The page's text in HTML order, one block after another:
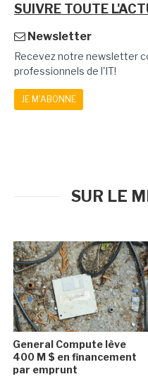
SUIVRE TOUTE
Newsletter
Recevez notre newsletter
professionnels de l'IT!
JE M'ABONNE
SUR LE
General Compute lève
400 M $ en financement
par emprunt